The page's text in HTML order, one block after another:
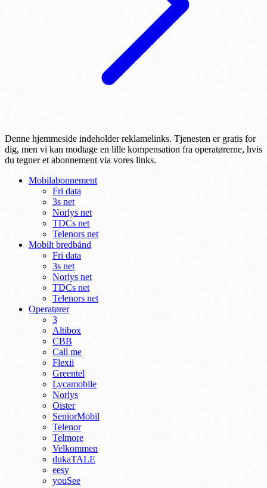
Denne hjemmeside indeholder reklamelinks. Tjenesten er gratis for
dig, men vi kan modtage en lille kompensation fra operatørerne, hvis
du tegner et abonnement via vores links.
Mobilabonnement
Fri data
3s net
Norlys net
TDCs net
Telenors net
Mobilt bredbånd
Fri data
3s net
Norlys net
TDCs net
Telenors net
Operatører
3
Altibox
CBB
Call me
Flexii
Greentel
Lycamobile
Norlys
Oister
SeniorMobil
Telenor
Telmore
Velkommen
dukaTALE
eesy
youSee